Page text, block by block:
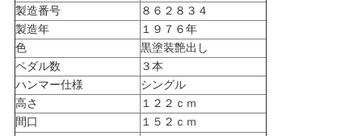
製造番号
８６２８３４
製造年
１９７６年
色
黒塗装艶出し
ペダル数
３本
ハンマー仕様
シングル
高さ
１２２ｃｍ
間口
１５２ｃｍ